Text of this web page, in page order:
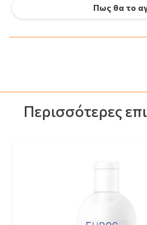
Πως θα το
Περισσότερες